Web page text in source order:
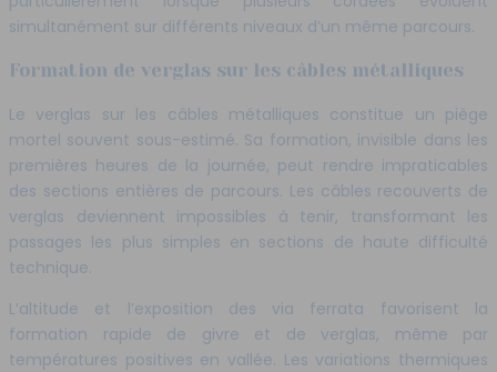
simultanément sur différents niveaux d’un même parcours.
Formation de verglas sur les câbles métalliques
Le verglas sur les câbles métalliques constitue un piège
mortel souvent sous-estimé. Sa formation, invisible dans les
premières heures de la journée, peut rendre impraticables
des sections entières de parcours. Les câbles recouverts de
verglas deviennent impossibles à tenir, transformant les
passages les plus simples en sections de haute difficulté
technique.
L’altitude et l’exposition des via ferrata favorisent la
formation rapide de givre et de verglas, même par
températures positives en vallée. Les variations thermiques